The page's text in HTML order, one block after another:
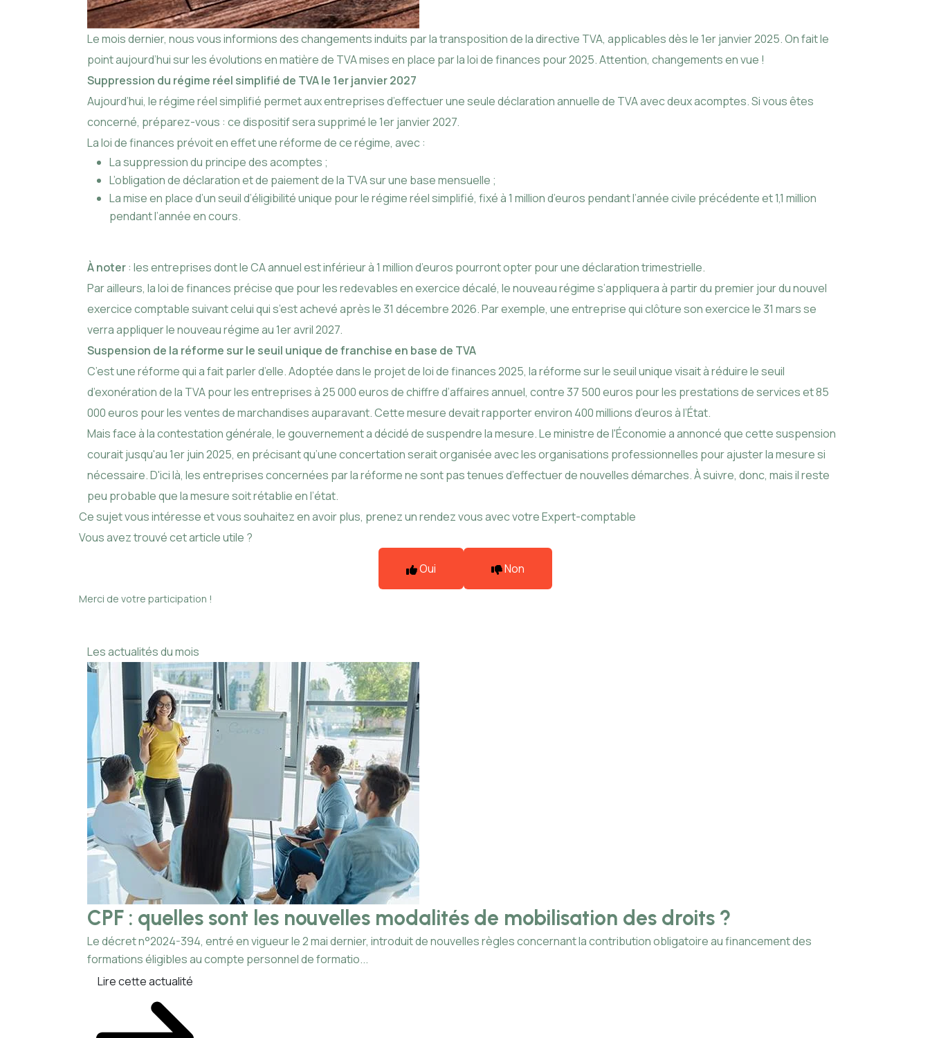
Le mois dernier, nous vous informions des changements induits par la transposition de la directive TVA, applicables dès le 1er janvier 2025. On fait le
point aujourd’hui sur les évolutions en matière de TVA mises en place par la loi de finances pour 2025. Attention, changements en vue !
Suppression du régime réel simplifié de TVA le 1er janvier 2027
Aujourd’hui, le régime réel simplifié permet aux entreprises d’effectuer une seule déclaration annuelle de TVA avec deux acomptes. Si vous êtes
concerné, préparez-vous : ce dispositif sera supprimé le 1er janvier 2027.
La loi de finances prévoit en effet une réforme de ce régime, avec :
La suppression du principe des acomptes ;
L’obligation de déclaration et de paiement de la TVA sur une base mensuelle ;
La mise en place d’un seuil d’éligibilité unique pour le régime réel simplifié, fixé à 1 million d’euros pendant l’année civile précédente et 1,1 million
pendant l’année en cours.
À noter: les entreprises dont le CA annuel est inférieur à 1 million d’euros pourront opter pour une déclaration trimestrielle.
Par ailleurs, la loi de finances précise que pour les redevables en exercice décalé, le nouveau régime s’appliquera à partir du premier jour du nouvel
exercice comptable suivant celui qui s’est achevé après le 31 décembre 2026. Par exemple, une entreprise qui clôture son exercice le 31 mars se
verra appliquer le nouveau régime au 1er avril 2027.
Suspension de la réforme sur le seuil unique de franchise en base de TVA
C’est une réforme qui a fait parler d’elle. Adoptée dans le projet de loi de finances 2025, la réforme sur le seuil unique visait à réduire le seuil
d’exonération de la TVA pour les entreprises à 25 000 euros de chiffre d’affaires annuel, contre 37 500 euros pour les prestations de services et 85
000 euros pour les ventes de marchandises auparavant. Cette mesure devait rapporter environ 400 millions d’euros à l’État.
Mais face à la contestation générale, le gouvernement a décidé de suspendre la mesure. Le ministre de l'Économie a annoncé que cette suspension
courait jusqu'au 1er juin 2025, en précisant qu’une concertation serait organisée avec les organisations professionnelles pour ajuster la mesure si
nécessaire. D'ici là, les entreprises concernées par la réforme ne sont pas tenues d’effectuer de nouvelles démarches. À suivre, donc, mais il reste
peu probable que la mesure soit rétablie en l’état.
Ce sujet vous intéresse et vous souhaitez en avoir plus, prenez un rendez vous avec votre Expert-comptable
Vous avez trouvé cet article utile ?
Oui Non
Merci de votre participation !
Les actualités du mois
CPF : quelles sont les nouvelles modalités de mobilisation des droits ?
Le décret n°2024-394, entré en vigueur le 2 mai dernier, introduit de nouvelles règles concernant la contribution obligatoire au financement des
formations éligibles au compte personnel de formatio...
Lire cette actualité